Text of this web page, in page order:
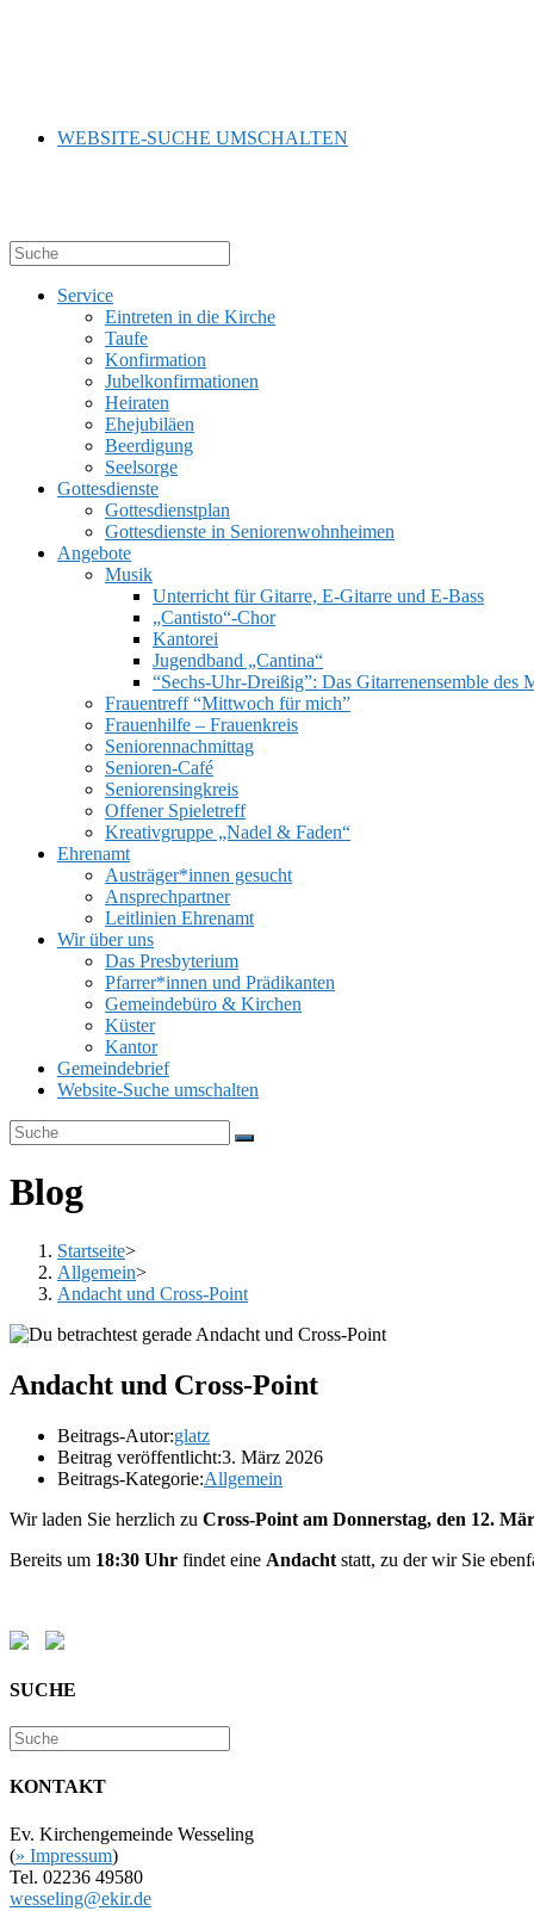
WEBSITE-SUCHE UMSCHALTEN
Service
Eintreten in die Kirche
Taufe
Konfirmation
Jubelkonfirmationen
Heiraten
Ehejubiläen
Beerdigung
Seelsorge
Gottesdienste
Gottesdienstplan
Gottesdienste in Seniorenwohnheimen
Angebote
Musik
Unterricht für Gitarre, E‑Gitarre und E‑Bass
„Cantisto“-Chor
Kantorei
Jugendband „Cantina“
“Sechs-Uhr-Dreißig”: Das Gitarrenensemble des
Frauentreff “Mittwoch für mich”
Frauenhilfe – Frauenkreis
Seniorennachmittag
Senioren-Café
Seniorensingkreis
Offener Spieletreff
Kreativgruppe „Nadel & Faden“
Ehrenamt
Austräger*innen gesucht
Ansprechpartner
Leitlinien Ehrenamt
Wir über uns
Das Presbyterium
Pfarrer*innen und Prädikanten
Gemeindebüro & Kirchen
Küster
Kantor
Gemeindebrief
Website-Suche umschalten
Blog
Startseite>
Allgemein>
Andacht und Cross-Point
Andacht und Cross-Point
Beitrags-Autor:glatz
Beitrag veröffentlicht:3. März 2026
Beitrags-Kategorie:Allgemein
Wir laden Sie herzlich zu Cross-Point am Donnerstag, den 12.
Bereits um 18:30 Uhr findet eine Andacht statt, zu der wir Sie
SUCHE
KONTAKT
Ev. Kirchengemeinde Wesseling
(» Impressum)
Tel. 02236 49580
wesseling@ekir.de